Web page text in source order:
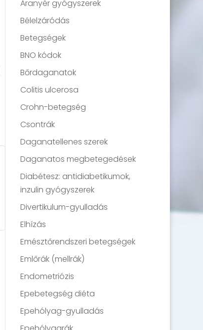
Aranyér gyógyszerek
Bélelzáródás
Betegségek
BNO kódok
Bőrdaganatok
Colitis ulcerosa
Crohn-betegség
Csontrák
Daganatellenes szerek
Daganatos megbetegedések
Diabétesz: antidiabetikumok,
inzulin gyógyszerek
Divertikulum-gyulladás
Elhízás
Emésztőrendszeri betegségek
Emlőrák (mellrák)
Endometriózis
Epebetegség diéta
Epehólyag-gyulladás